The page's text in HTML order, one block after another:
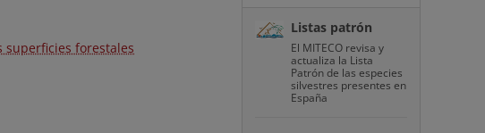
superficies forestales
Listas patrón
El MITECO revisa y
actualiza la Lista
Patrón de las especies
silvestres presentes en
España